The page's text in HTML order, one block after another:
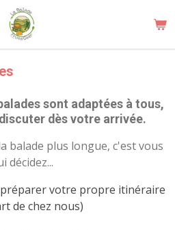
sont adaptées à tous,
dès votre arrivée.
balade plus longue, c'est vous
décidez...
votre propre itinéraire
de chez nous)